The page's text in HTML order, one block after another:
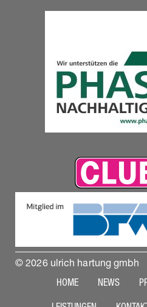
© 2026 ulrich hartung gmbh
HOME
NEWS